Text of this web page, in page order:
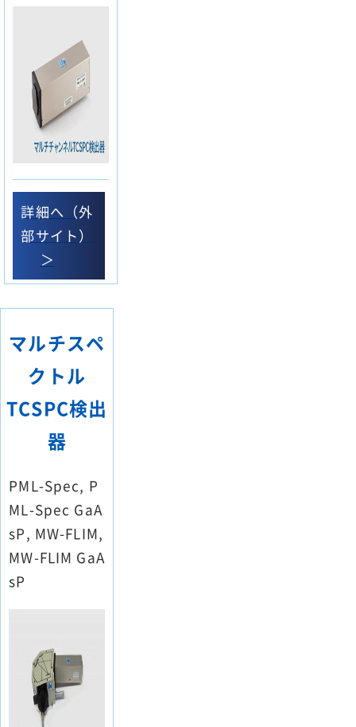
詳細へ（外
部サイト）
＞
マルチスペ
クトル
TCSPC検出
器
PML-Spec, P
ML-Spec GaA
sP, MW-FLIM,
MW-FLIM GaA
sP